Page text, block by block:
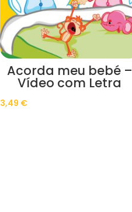
Acorda meu bebé –
Vídeo com Letra
3,49 €